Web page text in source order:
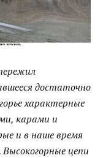
достаточно
характерные
карами и
и в наше время
цепи